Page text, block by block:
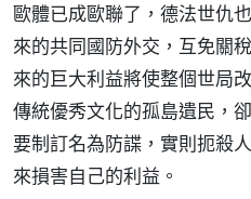
歐體已成歐聯了，德法世仇
來的共同國防外交，互免關
來的巨大利益將使整個世局
傳統優秀文化的孤島遺民，
要制訂名為防諜，實則扼殺
來損害自己的利益。